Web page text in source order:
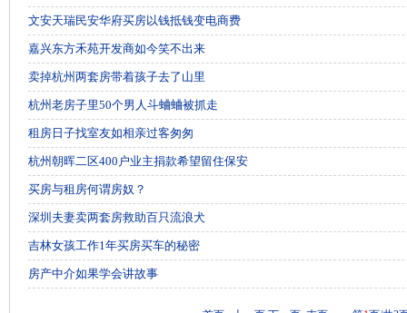
文安天瑞民安华府买房以钱抵钱变电商费
嘉兴东方禾苑开发商如今笑不出来
卖掉杭州两套房带着孩子去了山里
杭州老房子里50个男人斗蛐蛐被抓走
租房日子找室友如相亲过客匆匆
杭州朝晖二区400户业主捐款希望留住保安
买房与租房何谓房奴？
深圳夫妻卖两套房救助百只流浪犬
吉林女孩工作1年买房买车的秘密
房产中介如果学会讲故事